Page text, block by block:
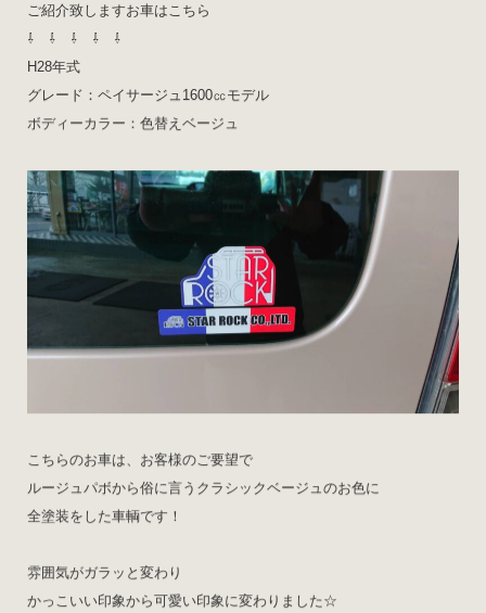
ご紹介致しますお車はこちら
⇩ ⇩ ⇩ ⇩ ⇩
H28年式
グレード：ペイサージュ1600㏄モデル
ボディーカラー：色替えベージュ
こちらのお車は、お客様のご要望で
ルージュパボから俗に言うクラシックベージュのお色に
全塗装をした車輌です！
雰囲気がガラッと変わり
かっこいい印象から可愛い印象に変わりました☆